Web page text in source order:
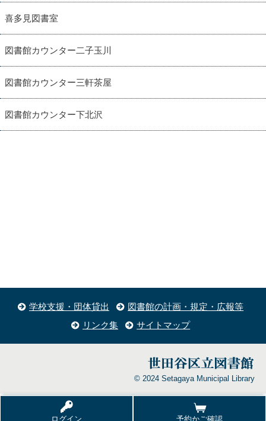
ログイン 予約かご確認
喜多見図書室
図書館カウンター二子玉川
図書館カウンター三軒茶屋
図書館カウンター下北沢
学校支援・団体貸出
図書館の計画・規定・広報等
リンク集
サイトマップ
© 2024 Setagaya Municipal Library